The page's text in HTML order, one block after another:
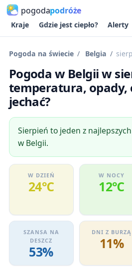
pogodapodróże
Kraje Gdzie jest ciepło? Alerty
Pogoda na świecie Belgia
Pogoda w Belgii w
temperatura, opady,
jechać?
Sierpień to jeden z
w Belgii.
W DZIEŃ
24℃
W NOCY
12℃
SZANSA NA
DESZCZ
53%
DNI Z BURZĄ
11%